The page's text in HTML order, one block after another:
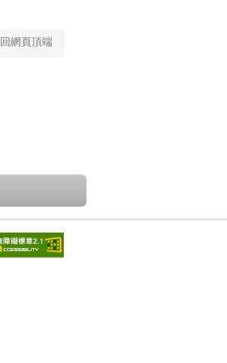
回網頁頂端